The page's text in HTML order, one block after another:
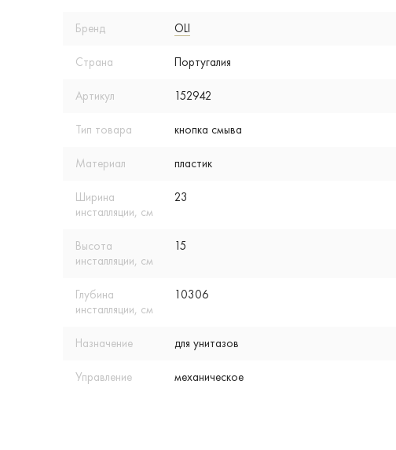
Бренд OLI
Страна Португалия
Артикул 152942
Тип товара кнопка смыва
Материал пластик
Ширина
инсталляции, см
23
Высота
инсталляции, см
15
Глубина
инсталляции, см
10306
Назначение для унитазов
Управление механическое